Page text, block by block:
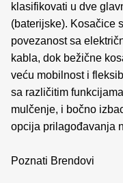
klasifikovati u dve
(baterijske). Kosačice
povezanost sa
kabla, dok bežične
veću mobilnost i
sa različitim
mulčenje, i bočno
opcija prilagođavanja
Poznati Brendovi